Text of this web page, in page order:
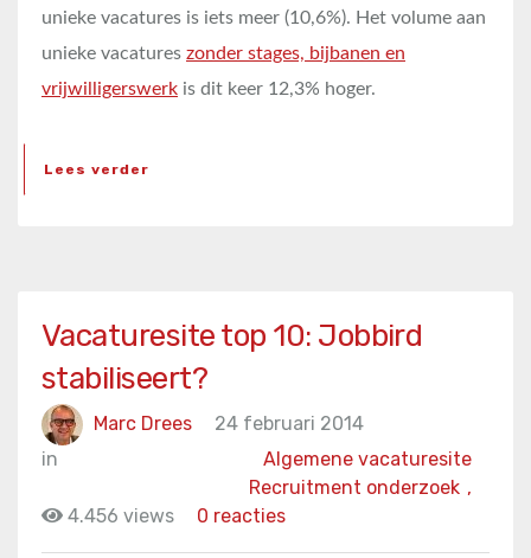
unieke vacatures is iets meer (10,6%). Het volume aan
unieke vacatures zonder stages, bijbanen en
vrijwilligerswerk is dit keer 12,3% hoger.
Lees verder
Vacaturesite top 10: Jobbird
stabiliseert?
Marc Drees
24 februari 2014
in
Algemene vacaturesite
Recruitment onderzoek ,
4.456 views
0 reacties